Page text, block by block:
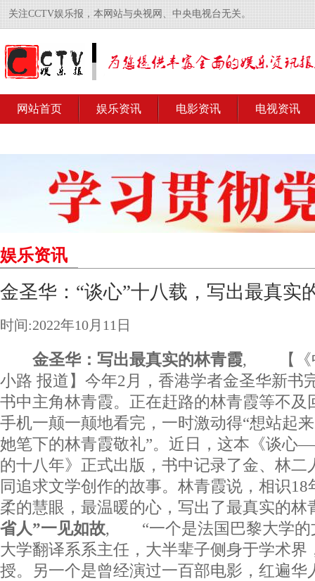
关注CCTV娱乐报，本网站与央视网、中央电视台无关。
网站首页 娱乐资讯 电影资讯 电视资讯
娱乐资讯
金圣华：“谈心”十八载，写出最真实
时间:2022年10月11日
金圣华：写出最真实的林青霞, 【《中
小路 报道】今年2月，香港学者金圣华新书
书中主角林青霞。正在赶路的林青霞等不及
手机一颠一颠地看完，一时激动得“想站起
她笔下的林青霞敬礼”。近日，这本《谈
的十八年》正式出版，书中记录了金、林二
同追求文学创作的故事。林青霞说，相识18
柔的慧眼，最温暖的心，写出了最真实的
省人”一见如故, “一个是法国巴黎大学的
大学翻译系系主任，大半辈子侧身于学术界
授。另一个是曾经演过一百部电影，红遍华